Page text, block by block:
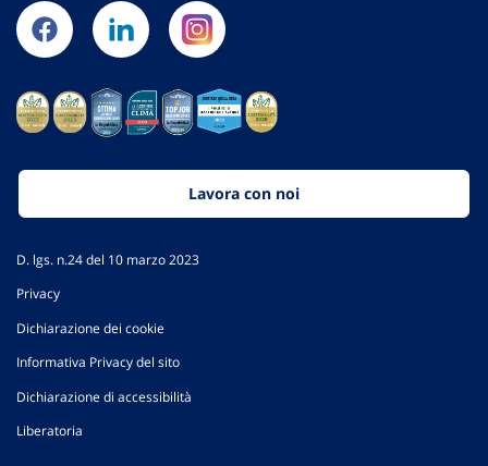
Lavora con noi
D. lgs. n.24 del 10 marzo 2023
Privacy
Dichiarazione dei cookie
Informativa Privacy del sito
Dichiarazione di accessibilità
Liberatoria